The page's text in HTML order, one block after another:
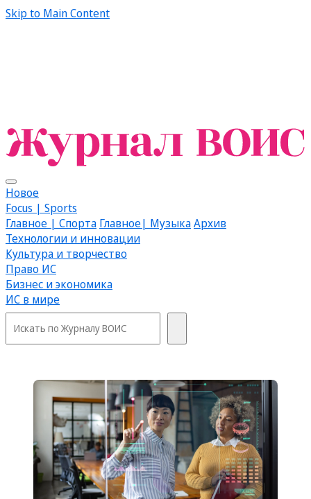
Skip to Main Content
Новое
Focus | Sports
Главное | Спорта Главное| МузыкаАрхив
Технологии и инновации
Культура и творчество
Право ИС
Бизнес и экономика
ИС в мире